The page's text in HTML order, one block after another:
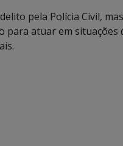
pela Polícia Civil,
para atuar em